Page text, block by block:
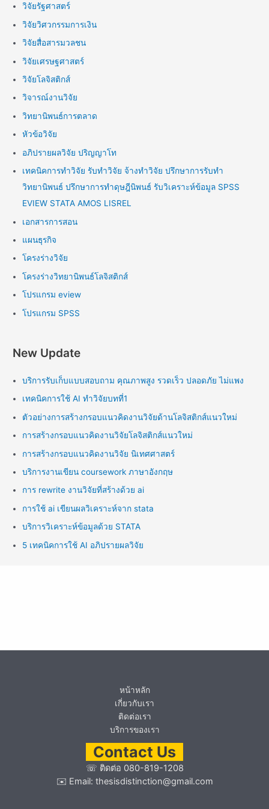
วิจัยรัฐศาสตร์
วิจัยวิศวกรรมการเงิน
วิจัยสื่อสารมวลชน
วิจัยเศรษฐศาสตร์
วิจัยโลจิสติกส์
วิจารณ์งานวิจัย
วิทยานิพนธ์การตลาด
หัวข้อวิจัย
อภิปรายผลวิจัย ปริญญาโท
เทคนิคการทำวิจัย รับทำวิจัย จ้างทำวิจัย ปรึกษาการรับทำ
วิทยานิพนธ์ ปรึกษาการทำดุษฎีนิพนธ์ รับวิเคราะห์ข้อมูล SPSS
EVIEW STATA AMOS LISREL
เอกสารการสอน
แผนธุรกิจ
โครงร่างวิจัย
โครงร่างวิทยานิพนธ์โลจิสติกส์
โปรแกรม eview
โปรแกรม SPSS
New Update
บริการรับเก็บแบบสอบถาม คุณภาพสูง รวดเร็ว ปลอดภัย ไม่แพง
เทคนิคการใช้ AI ทำวิจัยบทที่1
ตัวอย่างการสร้างกรอบแนวคิดงานวิจัยด้านโลจิสติกส์แนวใหม่
การสร้างกรอบแนวคิดงานวิจัยโลจิสติกส์แนวใหม่
การสร้างกรอบแนวคิดงานวิจัย นิเทศศาสตร์
บริการงานเขียน coursework ภาษาอังกฤษ
การ rewrite งานวิจัยที่สร้างด้วย ai
การใช้ ai เขียนผลวิเคราะห์จาก stata
บริการวิเคราะห์ข้อมูลด้วย STATA
5 เทคนิคการใช้ AI อภิปรายผลวิจัย
หน้าหลัก
เกี่ยวกับเรา
ติดต่อเรา
บริการของเรา
Contact Us
☏ ติดต่อ 080-819-1208
✉️ Email: thesisdistinction@gmail.com